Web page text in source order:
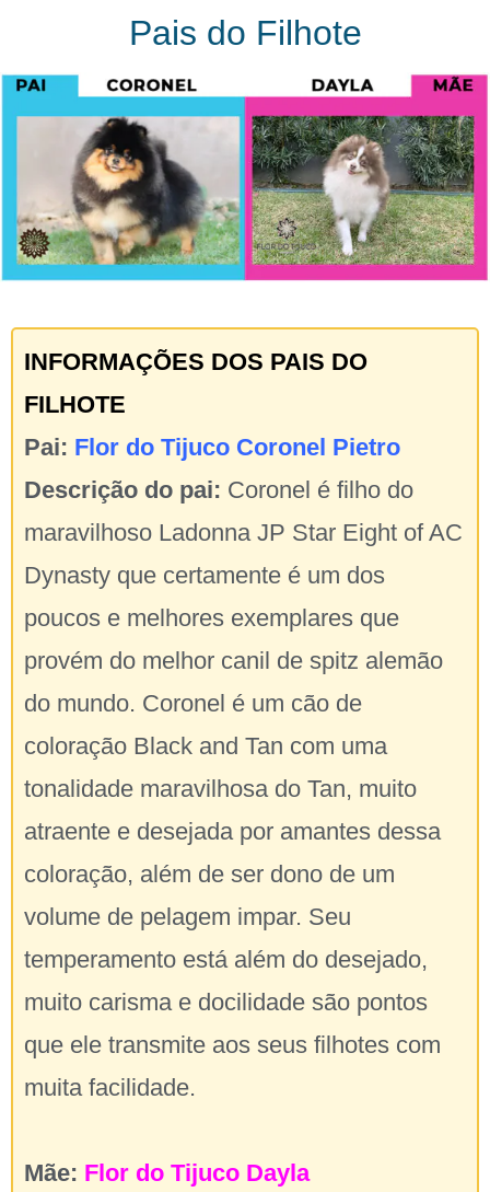
Pais do Filhote
INFORMAÇÕES DOS PAIS DO
FILHOTE
Pai: Flor do Tijuco Coronel Pietro
Descrição do pai: Coronel é filho do
maravilhoso Ladonna JP Star Eight of AC
Dynasty que certamente é um dos
poucos e melhores exemplares que
provém do melhor canil de spitz alemão
do mundo. Coronel é um cão de
coloração Black and Tan com uma
tonalidade maravilhosa do Tan, muito
atraente e desejada por amantes dessa
coloração, além de ser dono de um
volume de pelagem impar. Seu
temperamento está além do desejado,
muito carisma e docilidade são pontos
que ele transmite aos seus filhotes com
muita facilidade.
Mãe: Flor do Tijuco Dayla